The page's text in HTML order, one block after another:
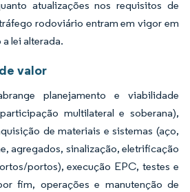
atualizações nos requisitos de
rodoviário entram em vigor em
a lei alterada.
valor
planejamento e viabilidade
multilateral e soberana),
de materiais e sistemas (aço,
agregados, sinalização, eletrificação
portos), execução EPC, testes e
fim, operações e manutenção de